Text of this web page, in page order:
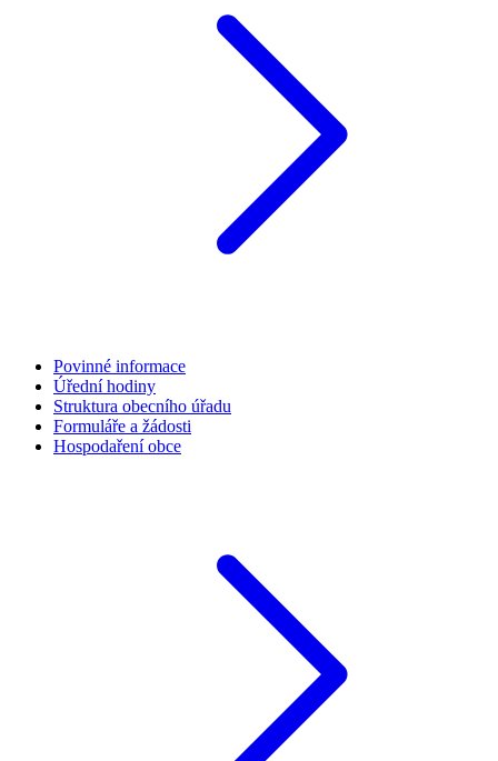
Povinné informace
Úřední hodiny
Struktura obecního úřadu
Formuláře a žádosti
Hospodaření obce